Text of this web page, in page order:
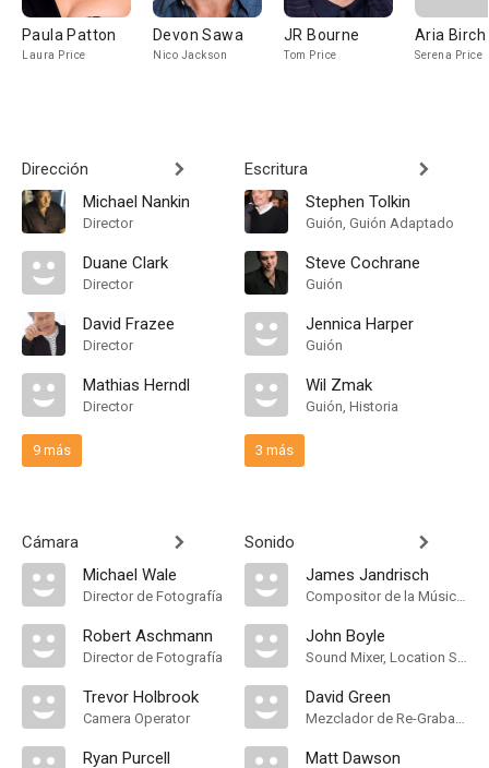
Paula Patton
Laura Price
Devon Sawa
Nico Jackson
JR Bourne
Tom Price
Aria Birch
Serena Price
Dirección
Michael Nankin
Director
Duane Clark
Director
David Frazee
Director
Mathias Herndl
Director
9 más
Cámara
Michael Wale
Director de Fotografía
Robert Aschmann
Director de Fotografía
Trevor Holbrook
Camera Operator
Ryan Purcell
Escritura
Stephen Tolkin
Guión, Guión Adaptado
Steve Cochrane
Guión
Jennica Harper
Guión
Wil Zmak
Guión, Historia
3 más
Sonido
James Jandrisch
Compositor de la Música Original
John Boyle
Sound Mixer, Location Sound Mixer
David Green
Mezclador de Re-Grabación de Sonido
Matt Dawson